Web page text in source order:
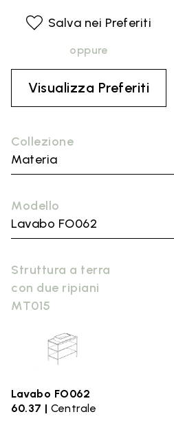
Collezione
Materia
Modello
Lavabo FO062
Struttura a terra
con due ripiani
MT015
Lavabo FO062
60.37 | Centrale
Salva nei Preferiti
oppure
Visualizza Preferiti